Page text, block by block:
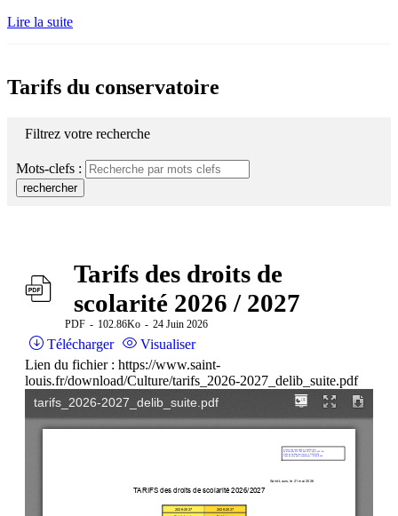
Lire la suite
Tarifs du conservatoire
Filtrez votre recherche
Mots-clefs :
rechercher
Tarifs des droits de
scolarité 2026 / 2027
PDF 102.86Ko 24 Juin 2026
Télécharger
Visualiser
Lien du fichier : https://www.saint-
louis.fr/download/Culture/tarifs_2026-2027_delib_suite.pdf